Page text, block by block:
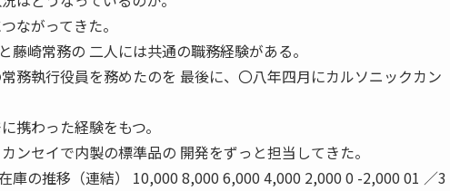
ながってきた。
崎常務の 二人には共通の職務経験がある。
務執行役員を務めたのを 最後に、〇八年四月にカルソニックカン
携わった経験をもつ。
ンセイで内製の標準品の 開発をずっと担当してきた。
庫の推移（連結） 10,000 8,000 6,000 4,000 2,000 0 -2,000 01 ／3